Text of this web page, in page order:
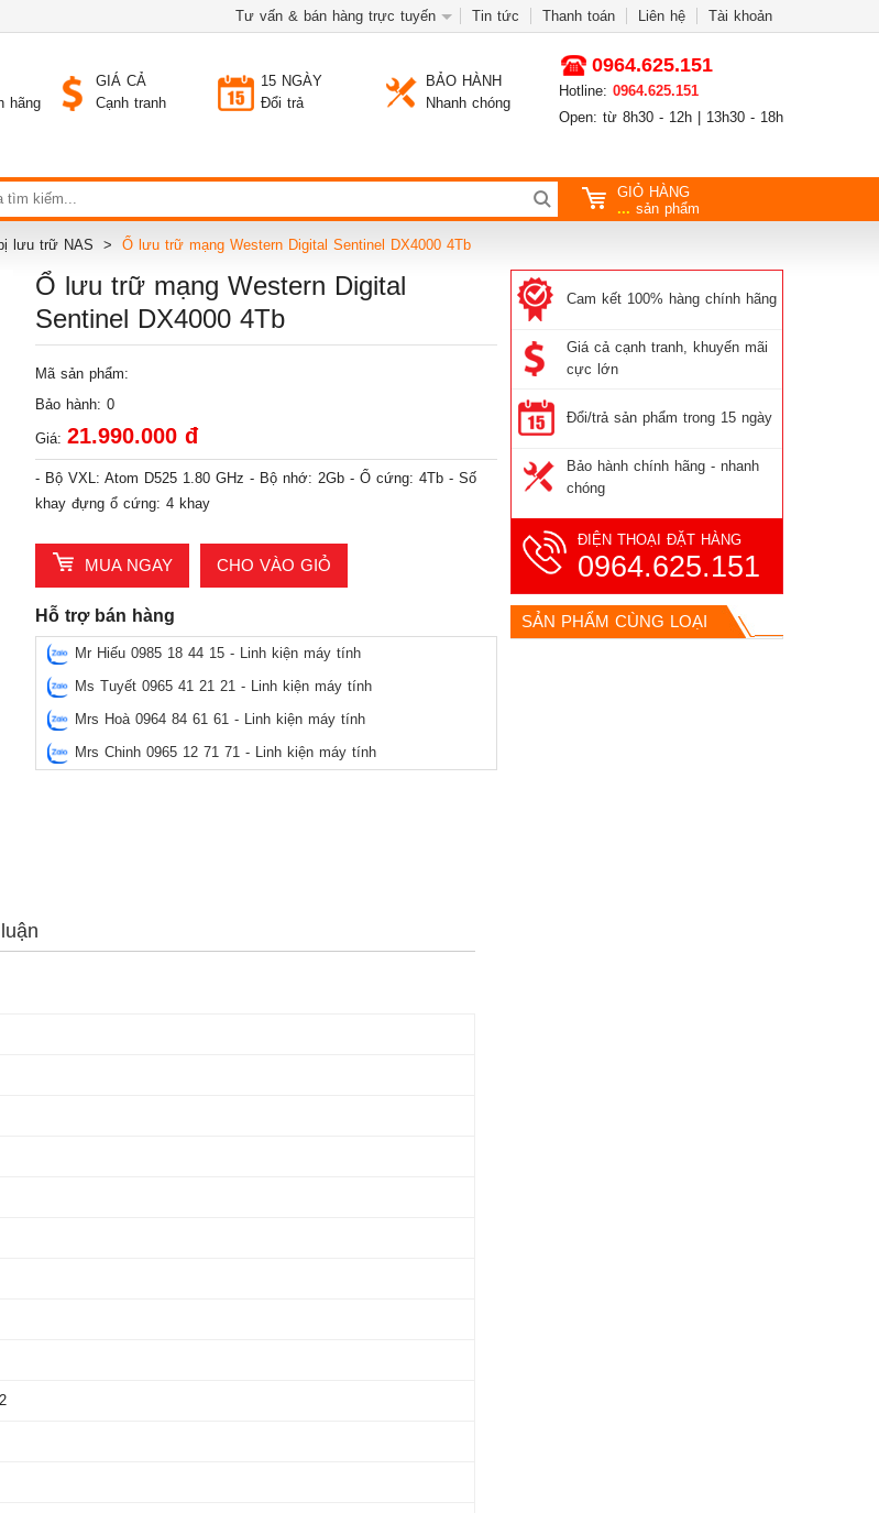
Tư vấn & bán hàng trực tuyến Tin tức Thanh toán Liên hệ Tài khoản
hãng
GIÁ CẢ
Cạnh tranh
15 NGÀY
Đổi trả
BẢO HÀNH
Nhanh chóng
0964.625.151
Hotline: 0964.625.151
Open: từ 8h30 - 12h | 13h30 - 18h
GIỎ HÀNG
... sản phẩm
lưu trữ NAS Ổ lưu trữ mạng Western Digital Sentinel DX4000 4Tb
Ổ lưu trữ mạng Western Digital
Sentinel DX4000 4Tb
Mã sản phẩm:
Bảo hành: 0
Giá: 21.990.000 đ
- Bộ VXL: Atom D525 1.80 GHz - Bộ nhớ: 2Gb - Ổ cứng: 4Tb - Số
khay đựng ổ cứng: 4 khay
MUA NGAY CHO VÀO GIỎ
Hỗ trợ bán hàng
Mr Hiếu 0985 18 44 15 - Linh kiện máy tính
Ms Tuyết 0965 41 21 21 - Linh kiện máy tính
Mrs Hoà 0964 84 61 61 - Linh kiện máy tính
Mrs Chinh 0965 12 71 71 - Linh kiện máy tính
Cam kết 100% hàng chính hãng
Giá cả cạnh tranh, khuyến mãi
cực lớn
Đổi/trả sản phẩm trong 15 ngày
Bảo hành chính hãng - nhanh
chóng
ĐIỆN THOẠI ĐẶT HÀNG
0964.625.151
SẢN PHẨM CÙNG LOẠI